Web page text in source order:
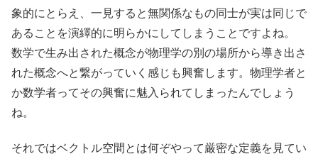
象的にとらえ、一見すると無関係なもの同士が実は同じで
あることを演繹的に明らかにしてしまうことですよね。
数学で生み出された概念が物理学の別の場所から導き出さ
れた概念へと繋がっていく感じも興奮します。物理学者と
か数学者ってその興奮に魅入られてしまったんでしょう
ね。
それではベクトル空間とは何ぞやって厳密な定義を見てい